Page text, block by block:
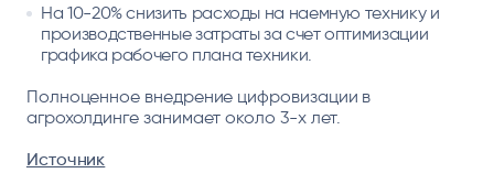
На 10-20% снизить расходы на наемную технику и
производственные затраты за счет оптимизации
графика рабочего плана техники.
Полноценное внедрение цифровизации в
агрохолдинге занимает около 3-х лет.
Источник